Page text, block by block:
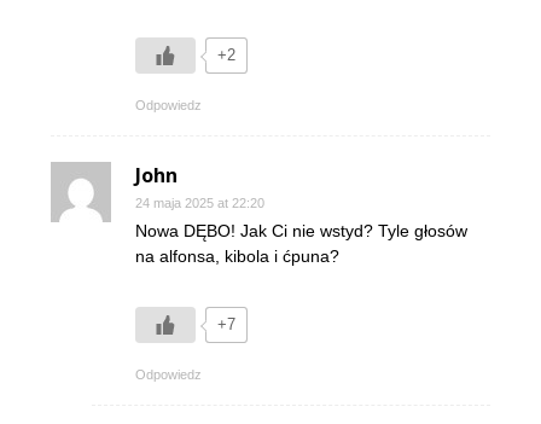
+2
Odpowiedz
John
24 maja 2025 at 22:20
Nowa DĘBO! Jak Ci nie wstyd? Tyle głosów
na alfonsa, kibola i ćpuna?
+7
Odpowiedz